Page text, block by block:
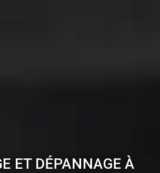
ET DÉPANNAGE À